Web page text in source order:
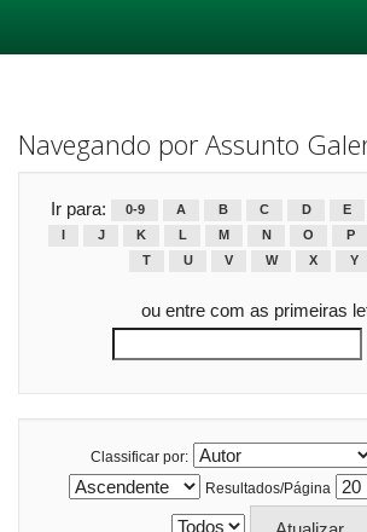
Navegando por Assunto
Ir para: 0-9 A B C D E
J K L M N O P
T
U V W X Y
ou entre com as primeiras
Classificar por:
Resultados/Página